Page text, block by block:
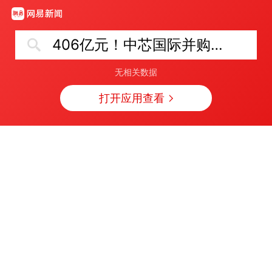
406亿元！中芯国际并购重组案审议通过
无相关数据
打开应用查看